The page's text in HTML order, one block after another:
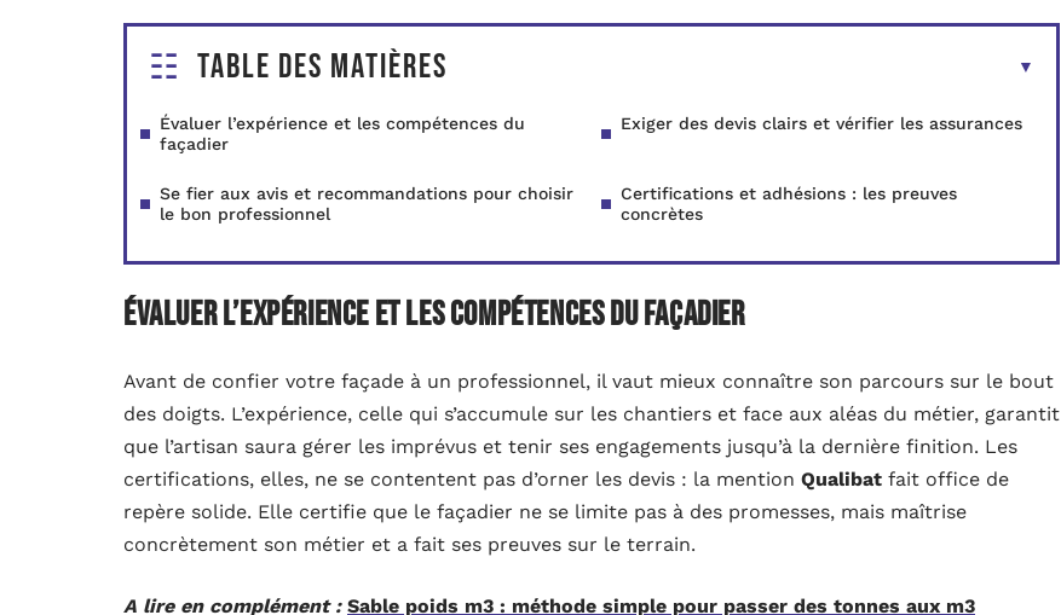
Table des matières
Évaluer l’expérience et les compétences du
façadier
Exiger des devis clairs et vérifier les assurances
Se fier aux avis et recommandations pour choisir
le bon professionnel
Certifications et adhésions : les preuves
concrètes
Évaluer l’expérience et les compétences du façadier
Avant de confier votre façade à un professionnel, il vaut mieux connaître son parcours sur le bout
des doigts. L’expérience, celle qui s’accumule sur les chantiers et face aux aléas du métier, garantit
que l’artisan saura gérer les imprévus et tenir ses engagements jusqu’à la dernière finition. Les
certifications, elles, ne se contentent pas d’orner les devis : la mention Qualibat fait office de
repère solide. Elle certifie que le façadier ne se limite pas à des promesses, mais maîtrise
concrètement son métier et a fait ses preuves sur le terrain.
A lire en complément : Sable poids m3 : méthode simple pour passer des tonnes aux m3